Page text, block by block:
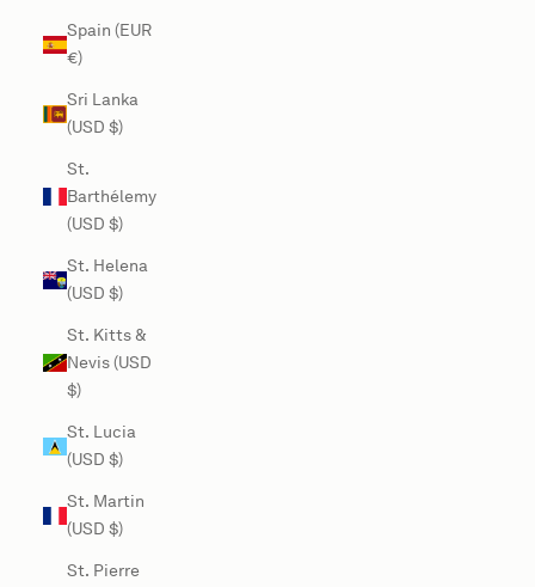
Spain (EUR
€)
Sri Lanka
(USD $)
St.
Barthélemy
(USD $)
St. Helena
(USD $)
St. Kitts &
Nevis (USD
$)
St. Lucia
(USD $)
St. Martin
(USD $)
St. Pierre